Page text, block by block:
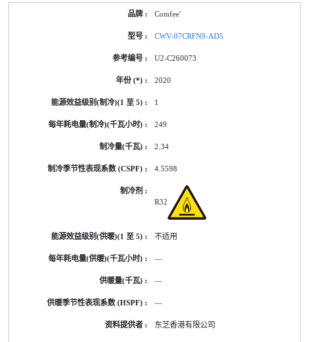
Comfee'
CWV-07CRFN9-AD5
U2-C260073
2020
1
249
2.34
4.5598
R32
不适用
—
—
—
东芝香港有限公司